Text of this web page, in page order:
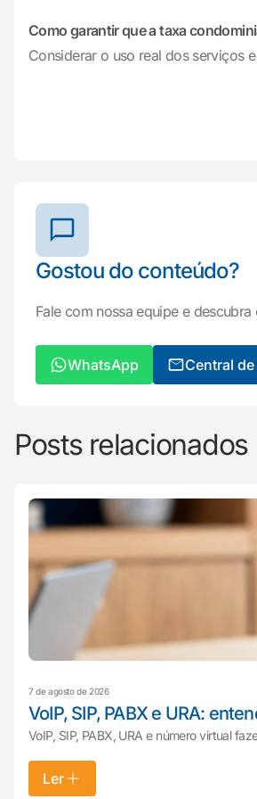
Como garantir que a taxa
Considerar o uso real dos serviços
Gostou do conteúdo?
Fale com nossa equipe e
WhatsApp Central
Posts relacionados
7 de agosto de 2026
VoIP, SIP, PABX e URA:
VoIP, SIP, PABX, URA e número virtual
Ler